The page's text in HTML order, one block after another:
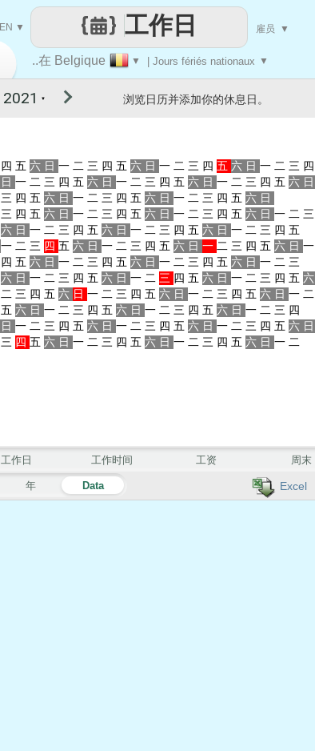
..在 Belgique ▼ | Jours fériés nationaux ▼
工作日
EN ▼ 雇员 ▼
Excel
▼ 浏览日历并添加你的休息日。
四 五 六 日 一 二 三 四 五 六 日 一 二 三 四 五 六 日 一 二 三 四
日 一 二 三 四 五 六 日 一 二 三 四 五 六 日 一 二 三 四 五 六 日
三 四 五 六 日 一 二 三 四 五 六 日 一 二 三 四 五 六 日
三 四 五 六 日 一 二 三 四 五 六 日 一 二 三 四 五 六 日 一 二 三
六 日 一 二 三 四 五 六 日 一 二 三 四 五 六 日 一 二 三 四 五
一 二 三 四 五 六 日 一 二 三 四 五 六 日 一 二 三 四 五 六 日 一
四 五 六 日 一 二 三 四 五 六 日 一 二 三 四 五 六 日 一 二 三
六 日 一 二 三 四 五 六 日 一 二 三 四 五 六 日 一 二 三 四 五 六
二 三 四 五 六 日 一 二 三 四 五 六 日 一 二 三 四 五 六 日 一 二
五 六 日 一 二 三 四 五 六 日 一 二 三 四 五 六 日 一 二 三 四
日 一 二 三 四 五 六 日 一 二 三 四 五 六 日 一 二 三 四 五 六 日
三 四 五 六 日 一 二 三 四 五 六 日 一 二 三 四 五 六 日 一 二
年 Data
工作日 工作时间 工资 周末